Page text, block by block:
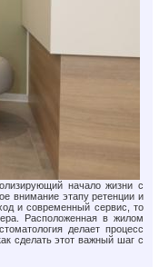
начало жизни с
внимание этапу ретенции и
и современный сервис, то
Расположенная в жилом
делает процесс
сделать этот важный шаг с